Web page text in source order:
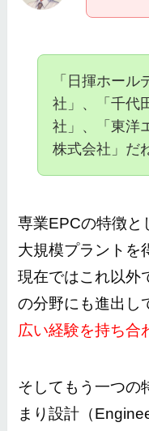
「日揮ホール
社」、「千代
社」、「東洋
株式会社」だ
専業EPCの特徴と
大規模プラントを
現在ではこれ以外
の分野にも進出し
広い経験を持ち合
そしてもう一つの
まり設計（